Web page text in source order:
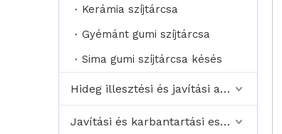
Kerámia szíjtárcsa
Gyémánt gumi szíjtárcsa
Sima gumi szíjtárcsa késés
Hideg illesztési és javítási anyag
Javítási és karbantartási eszközök